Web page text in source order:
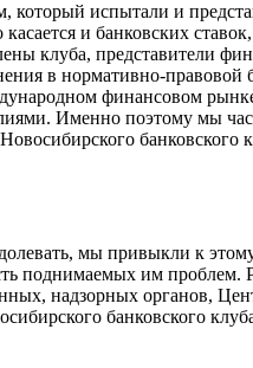
испытали и
и банковских
клуба, представители
в нормативно-
финансовом
Именно поэтому мы
мы привыкли к
поднимаемых им проблем.
надзорных органов,
банковского